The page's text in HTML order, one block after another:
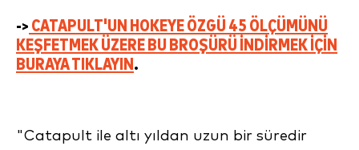
-> CATAPULT'UN HOKEYE ÖZGÜ 45 ÖLÇÜMÜNÜ
KEŞFETMEK ÜZERE BU BROŞÜRÜ INDIRMEK IÇIN
BURAYA TIKLAYIN .
"Catapult ile altı yıldan uzun bir süredir